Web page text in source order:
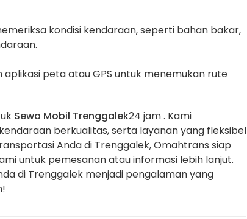
kondisi kendaraan, seperti bahan bakar,
peta atau GPS untuk menemukan rute
Sewa Mobil Trenggalek24 jam . Kami
berkualitas, serta layanan yang fleksibel
Anda di Trenggalek, Omahtrans siap
untuk pemesanan atau informasi lebih lanjut.
di Trenggalek menjadi pengalaman yang